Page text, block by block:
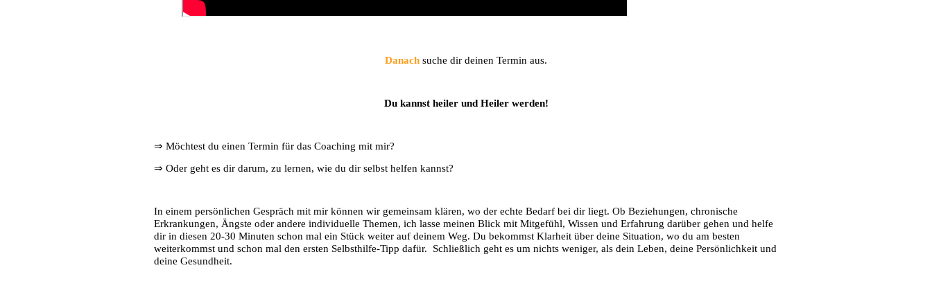
Danach suche dir deinen Termin aus.
Du kannst heiler und Heiler werden!
⇒ Möchtest du einen Termin für das Coaching mit mir?
⇒ Oder geht es dir darum, zu lernen, wie du dir selbst helfen kannst?
In einem persönlichen Gespräch mit mir können wir gemeinsam klären, wo der echte Bedarf bei dir liegt. Ob Beziehungen, chronische
Erkrankungen, Ängste oder andere individuelle Themen, ich lasse meinen Blick mit Mitgefühl, Wissen und Erfahrung darüber gehen und helfe
dir in diesen 20-30 Minuten schon mal ein Stück weiter auf deinem Weg. Du bekommst Klarheit über deine Situation, wo du am besten
weiterkommst und schon mal den ersten Selbsthilfe-Tipp dafür. Schließlich geht es um nichts weniger, als dein Leben, deine Persönlichkeit und
deine Gesundheit.